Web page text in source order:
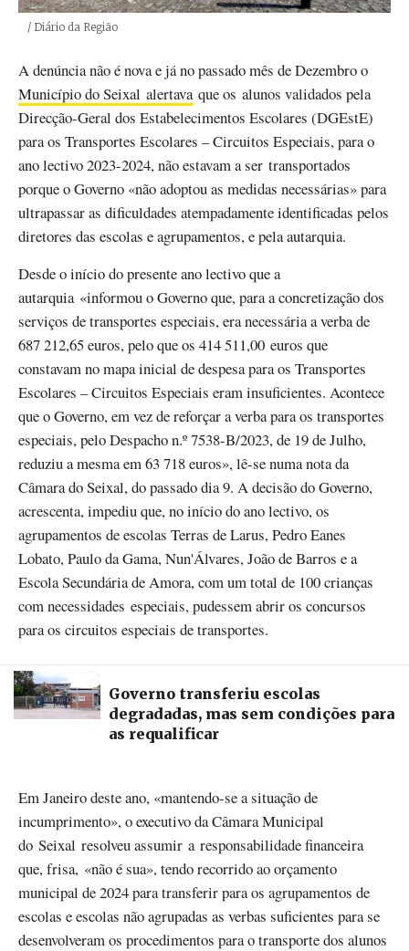
Créditos
/ Diário da Região
A denúncia não é nova e já no passado mês de Dezembro o
Município do Seixal alertavaque os alunos validados pela
Direcção-Geral dos Estabelecimentos Escolares (DGEstE)
para os Transportes Escolares – Circuitos Especiais, para o
ano lectivo 2023-2024, não estavam a ser transportados
porque o Governo «não adoptou as medidas necessárias» para
ultrapassar as dificuldades atempadamente identificadas pelos
diretores das escolas e agrupamentos, e pela autarquia.
Desde o início do presente ano lectivo que a
autarquia «informou o Governo que, para a concretização dos
serviços de transportes especiais, era necessária a verba de
687 212,65 euros, pelo que os 414 511,00 euros que
constavam no mapa inicial de despesa para os Transportes
Escolares – Circuitos Especiais eram insuficientes. Acontece
que o Governo, em vez de reforçar a verba para os transportes
especiais, pelo Despacho n.º 7538-B/2023, de 19 de Julho,
reduziu a mesma em 63 718 euros», lê-se numa nota da
Câmara do Seixal, do passado dia 9. A decisão do Governo,
acrescenta, impediu que, no início do ano lectivo, os
agrupamentos de escolas Terras de Larus, Pedro Eanes
Lobato, Paulo da Gama, Nun'Álvares, João de Barros e a
Escola Secundária de Amora, com um total de 100 crianças
com necessidades especiais, pudessem abrir os concursos
para os circuitos especiais de transportes.
Governo transferiu escolas
degradadas, mas sem condições para
as requalificar
Em Janeiro deste ano, «mantendo-se a situação de
incumprimento», o executivo da Câmara Municipal
do Seixal resolveu assumir a responsabilidade financeira
que, frisa, «não é sua», tendo recorrido ao orçamento
municipal de 2024 para transferir para os agrupamentos de
escolas e escolas não agrupadas as verbas suficientes para se
desenvolveram os procedimentos para o transporte dos alunos